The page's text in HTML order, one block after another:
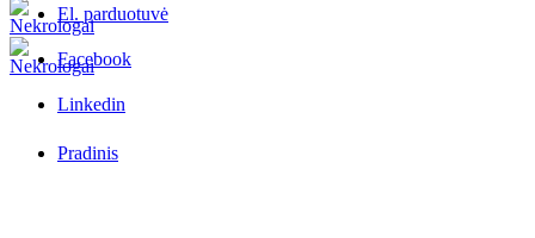
El. parduotuvė
Facebook
Linkedin
Pradinis